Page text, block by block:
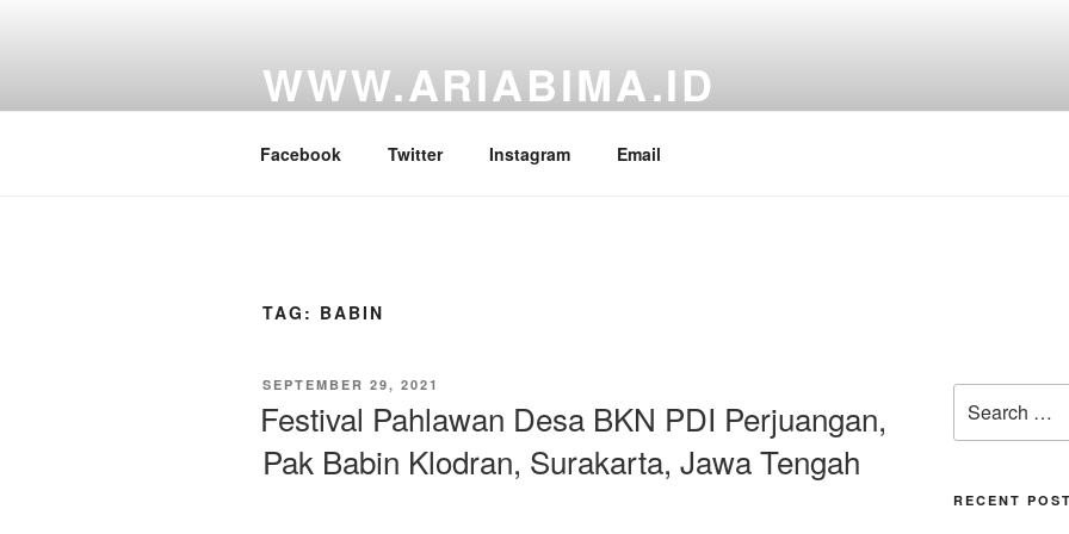
WWW.ARIABIMA.ID
Facebook Twitter Instagram Email
TAG: BABIN
POSTED
SEPTEMBER 29, 2021
Festival Pahlawan Desa BKN PDI Perjuangan,
Pak Babin Klodran, Surakarta, Jawa Tengah
for:
RECENT